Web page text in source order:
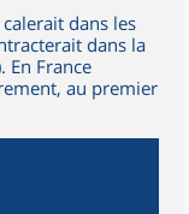
dans les
dans la
En France
au premier